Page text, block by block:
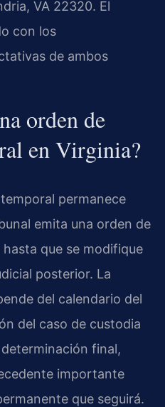
VA 22320. El
con los
de ambos
orden de
en Virginia?
permanece
emita una orden de
que se modifique
posterior. La
del calendario del
del caso de custodia
final,
importante
que seguirá.